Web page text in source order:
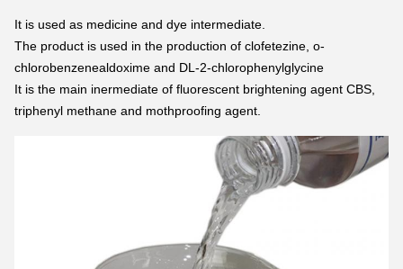
It is used as medicine and dye intermediate.
The product is used in the production of clofetezine, o-
chlorobenzenealdoxime and DL-2-chlorophenylglycine
It is the main inermediate of fluorescent brightening agent CBS,
triphenyl methane and mothproofing agent.